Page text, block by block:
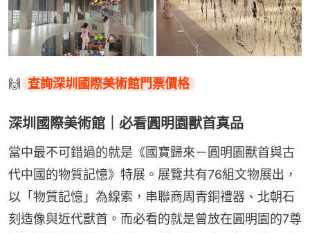
🙌 查詢深圳國際美術館門票價格
深圳國際美術館｜必看圓明園獸首真品
當中最不可錯過的就是《國寶歸來－圓明園獸首與古
代中國的物質記憶》特展。展覽共有76組文物展出，
以「物質記憶」為線索，串聯商周青銅禮器、北朝石
刻造像與近代獸首。而必看的就是曾放在圓明園的7尊